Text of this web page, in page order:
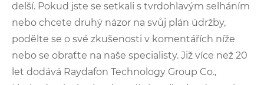
delší. Pokud jste se setkali s tvrdohlavým selháním
nebo chcete druhý názor na svůj plán údržby,
podělte se o své zkušenosti v komentářích níže
nebo se obraťte na naše specialisty. Již více než 20
let dodává Raydafon Technology Group Co.,